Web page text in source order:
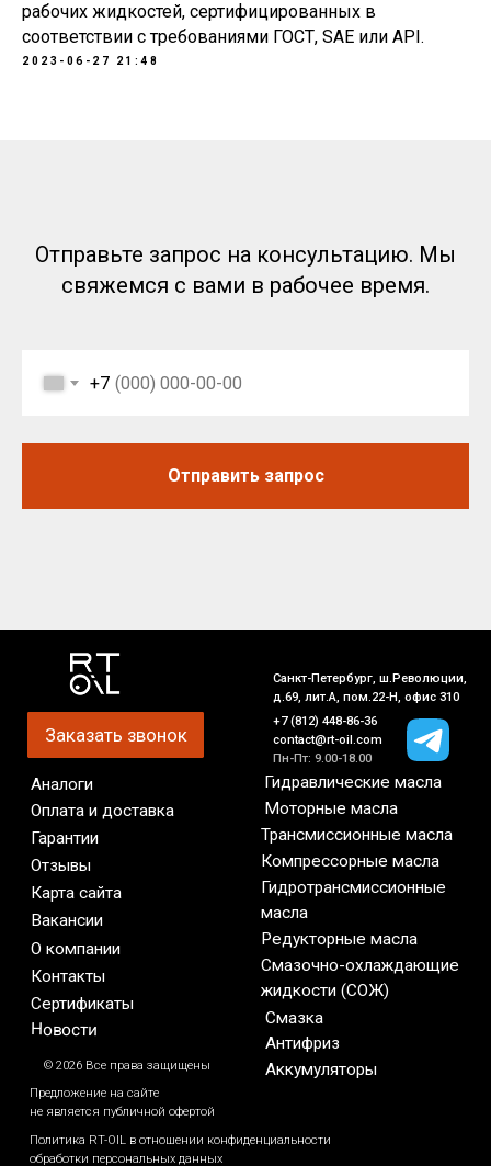
рабочих жидкостей, сертифицированных в
соответствии с требованиями ГОСТ, SAE или API.
2023-06-27 21:48
Отправьте запрос на консультацию. Мы
свяжемся с вами в рабочее время.
+7
Отправить запрос